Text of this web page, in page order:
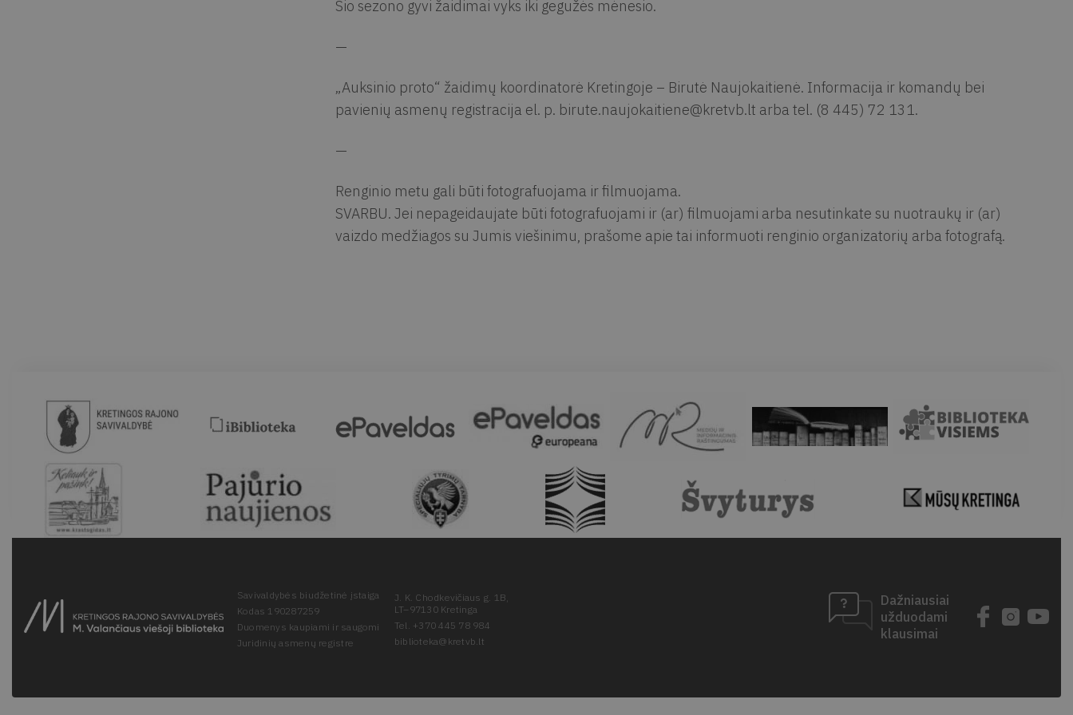
Šio sezono gyvi žaidimai vyks iki gegužės mėnesio.
—
„Auksinio proto“ žaidimų koordinatorė Kretingoje – Birutė Naujokaitienė. Informacija ir komandų bei
pavienių asmenų registracija el. p. birute.naujokaitiene@kretvb.lt arba tel. (8 445) 72 131.
—
Renginio metu gali būti fotografuojama ir filmuojama.
SVARBU. Jei nepageidaujate būti fotografuojami ir (ar) filmuojami arba nesutinkate su nuotraukų ir (ar)
vaizdo medžiagos su Jumis viešinimu, prašome apie tai informuoti renginio organizatorių arba fotografą.
Savivaldybės biudžetinė įstaiga
Kodas 190287259
Duomenys kaupiami ir saugomi
Juridinių asmenų registre
J. K. Chodkevičiaus g. 1B,
LT–97130 Kretinga
Tel. +370 445 78 984
biblioteka@kretvb.lt
Dažniausiai
užduodami
klausimai